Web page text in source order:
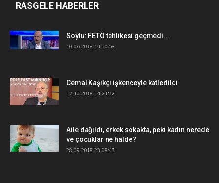
RASGELE HABERLER
Soylu: FETÖ tehlikesi geçmedi...
10.06.2018 14:30:58
Cemal Kaşıkçı işkenceyle katledildi
17.10.2018 14:21:32
Aile dağıldı, erkek sokakta, peki kadın nerede
ve çocuklar ne halde?
28.09.2018 23:08:43